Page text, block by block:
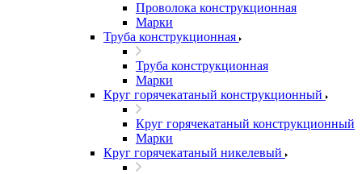
Проволока конструкционная
Марки
Труба конструкционная
Труба конструкционная
Марки
Круг горячекатаный конструкционный
Круг горячекатаный конструкционный
Марки
Круг горячекатаный никелевый